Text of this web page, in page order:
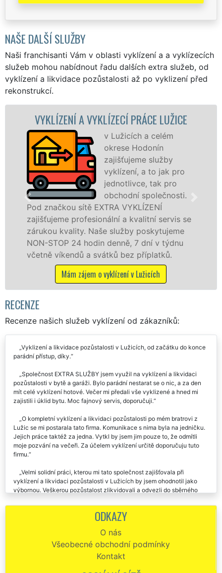
NAŠE DALŠÍ SLUŽBY
Naši franchisanti Vám v oblasti vyklízení a a vyklízecích
služeb mohou nabídnout řadu dalších extra služeb, od
vyklízení a likvidace pozůstalosti až po vyklizení před
rekonstrukcí.
VYKLÍZECÍ PRÁCE LUŽICE
v Lužicích a celém
okrese Hodonín
zajišťujeme služby
vyklízení, a to jak pro
jednotlivce, tak pro
obchodní společnosti.
EXTRA VYKLÍZENÍ
a kvalitní servis se
Naše služby poskytujeme
hodin denně, 7 dní v týdnu
a svátků bez příplatků.
zájem o vyklízení v Lužicích
VYKLÍZECÍ
jak fyzickým,
zárukou
STOP bez
RECENZE
Recenze našich služeb vyklízení od zákazníků:
Vyklizení a likvidace pozůstalosti v Lužicích, od začátku do konce
parádní přístup, díky.
Společnost EXTRA SLUŽBY jsem využil na vyklízení a likvidaci
pozůstalosti v bytě a garáži. Bylo parádní nestarat se o nic, a za den
mít celé vyklízení hotové. Večer mi předali vše vyklizené a hned mi
zajistili i úklid bytu. Moc fajnový servis, doporučuji.
O kompletní vyklízení a likvidaci pozůstalosti po mém bratrovi z
Lužic se mi postarala tato firma. Komunikace s nima byla na jedničku.
Jejich práce taktéž za jedna. Vytkl by jsem jim pouze to, že odmítli
moje pozvání na večeři. Za účelem vyklízení určitě doporučuju tuto
firmu.
Velmi solidní práci, kterou mi tato společnost zajišťovala při
vyklízení a likvidaci pozůstalosti v Lužicích by jsem ohodnotil jako
výbornou. Veškerou pozůstalost zlikvidovali a odvezli do sběrného
Chtěla bych jsem touto cestou poděkovat společnosti EXTRA
likvidaci pozůstalosti po mé mamince. Děkuji vám chlapci za vaši
ochotu a pomoc.
Dobrý den. Děkuju vám za vaši kvalitně odvedenou práci.
Konkrétně se jednalo o včerejší vyklízení a likvidaci pozůstalosti po
ODKAZY
O nás
Všeobecné obchodní podmínky
Kontakt